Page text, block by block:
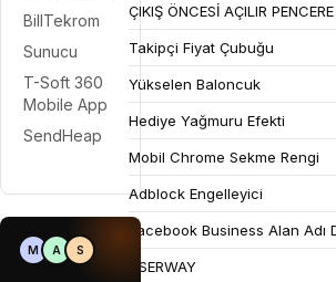
BillTekrom
Sunucu
T-Soft 360
Mobile App
SendHeap
M A S
ÇIKIŞ ÖNCESİ AÇILIR PENCERE
Takipçi Fiyat Çubuğu
Yükselen Baloncuk
Hediye Yağmuru Efekti
Mobil Chrome Sekme Rengi
Adblock Engelleyici
Facebook Business Alan Adı
USERWAY